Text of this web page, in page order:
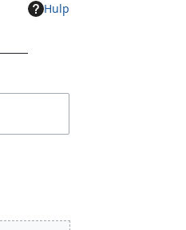
Hulp